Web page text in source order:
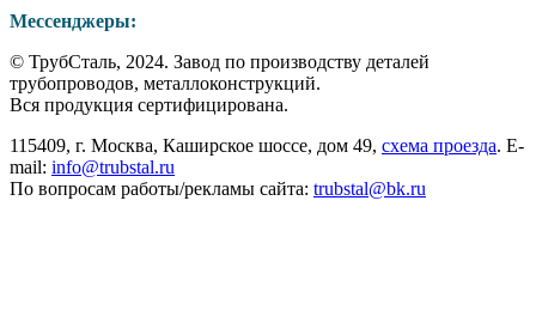
Мессенджеры:
Страница
WhatsApp
открывается
новом
окне
Страница
Telegram
открывается
новом
окне
Страница
Viber
открывается
новом
окне
© ТрубСталь, 2024. Завод по производству деталей
трубопроводов, металлоконструкций.
Вся продукция сертифицирована.
115409, г. Москва, Каширское шоссе, дом 49, схема проезда. E-
mail: info@trubstal.ru
По вопросам работы/рекламы сайта: trubstal@bk.ru